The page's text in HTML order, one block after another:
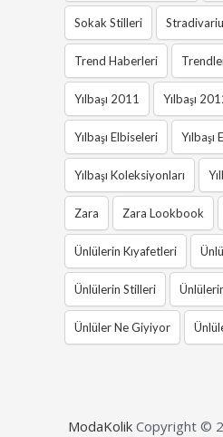
Sokak Stilleri
Trend Haberleri
Yılbaşı 2011 Yılbaşı
Yılbaşı Elbiseleri
Yılbaşı Koleksiyonları
Zara Zara Lookbook
Ünlülerin Kıyafetleri
Ünlülerin Stilleri
Ünlüler Ne Giyiyor
ModaKolik Copyright ©